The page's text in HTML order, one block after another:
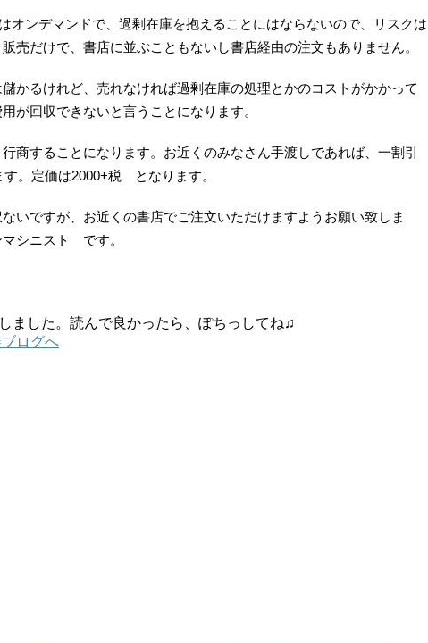
オンデマンドで、過剰在庫を抱えることにはならないので、リスクは
売だけで、書店に並ぶこともないし書店経由の注文もありません。
かるけれど、売れなければ過剰在庫の処理とかのコストがかかって
が回収できないと言うことになります。
商することになります。お近くのみなさん手渡しであれば、一割引
。定価は2000+税 となります。
いですが、お近くの書店でご注文いただけますようお願い致しま
シニスト です。
ました。読んで良かったら、ぽちっしてね♫